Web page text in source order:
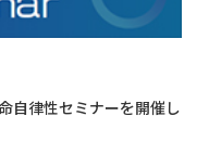
自律性セミナーを開催し